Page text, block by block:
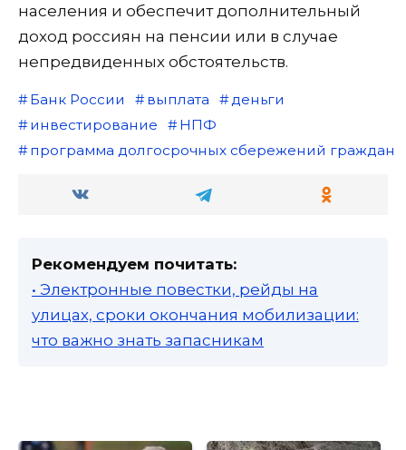
населения и обеспечит дополнительный
доход россиян на пенсии или в случае
непредвиденных обстоятельств.
Банк России выплата
деньги
инвестирование
НПФ
программа долгосрочных сбережений граждан
Рекомендуем почитать:
• Электронные повестки, рейды на
улицах, сроки окончания мобилизации:
что важно знать запасникам